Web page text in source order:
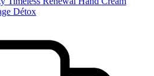
Détox